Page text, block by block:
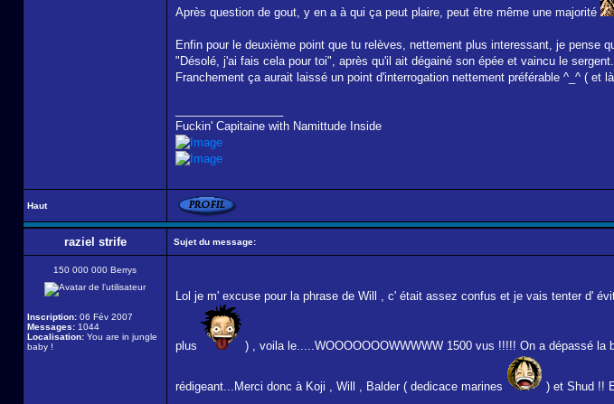
Après question de gout, y en a à qui ça peut plaire, peut être même une majorité
Enfin pour le deuxième point que tu relèves, nettement plus interessant, je pense
"Désolé, j'ai fais cela pour toi", après qu'il ait dégainé son épée et vaincu le sergent.
Franchement ça aurait laissé un point d'interrogation nettement préférable ^_^ ( et
Fuckin' Capitaine with Namittude Inside
Haut
raziel strife Sujet du message:
150 000 000 Berrys
Inscription: 06 Fév 2007
Messages: 1044
Localisation: You are in jungle
baby !
Lol je m' excuse pour la phrase de Will , c' était assez confus et je vais tenter d'
plus ) , voila le.....WOOOOOOOWWWWW 1500 vus !!!!! On a dépassé
rédigeant...Merci donc à Koji , Will , Balder ( dedicace marines ) et Shud !!